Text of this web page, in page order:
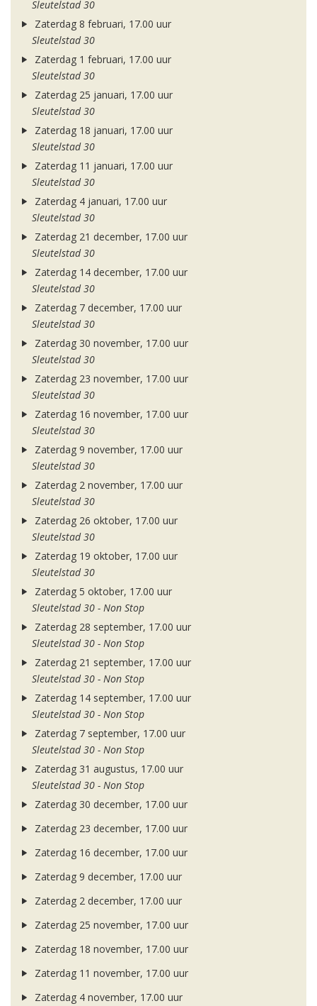
Sleutelstad 30
Zaterdag 8 februari, 17.00 uur
Sleutelstad 30
Zaterdag 1 februari, 17.00 uur
Sleutelstad 30
Zaterdag 25 januari, 17.00 uur
Sleutelstad 30
Zaterdag 18 januari, 17.00 uur
Sleutelstad 30
Zaterdag 11 januari, 17.00 uur
Sleutelstad 30
Zaterdag 4 januari, 17.00 uur
Sleutelstad 30
Zaterdag 21 december, 17.00 uur
Sleutelstad 30
Zaterdag 14 december, 17.00 uur
Sleutelstad 30
Zaterdag 7 december, 17.00 uur
Sleutelstad 30
Zaterdag 30 november, 17.00 uur
Sleutelstad 30
Zaterdag 23 november, 17.00 uur
Sleutelstad 30
Zaterdag 16 november, 17.00 uur
Sleutelstad 30
Zaterdag 9 november, 17.00 uur
Sleutelstad 30
Zaterdag 2 november, 17.00 uur
Sleutelstad 30
Zaterdag 26 oktober, 17.00 uur
Sleutelstad 30
Zaterdag 19 oktober, 17.00 uur
Sleutelstad 30
Zaterdag 5 oktober, 17.00 uur
Sleutelstad 30 - Non Stop
Zaterdag 28 september, 17.00 uur
Sleutelstad 30 - Non Stop
Zaterdag 21 september, 17.00 uur
Sleutelstad 30 - Non Stop
Zaterdag 14 september, 17.00 uur
Sleutelstad 30 - Non Stop
Zaterdag 7 september, 17.00 uur
Sleutelstad 30 - Non Stop
Zaterdag 31 augustus, 17.00 uur
Sleutelstad 30 - Non Stop
Zaterdag 30 december, 17.00 uur
Zaterdag 23 december, 17.00 uur
Zaterdag 16 december, 17.00 uur
Zaterdag 9 december, 17.00 uur
Zaterdag 2 december, 17.00 uur
Zaterdag 25 november, 17.00 uur
Zaterdag 18 november, 17.00 uur
Zaterdag 11 november, 17.00 uur
Zaterdag 4 november, 17.00 uur